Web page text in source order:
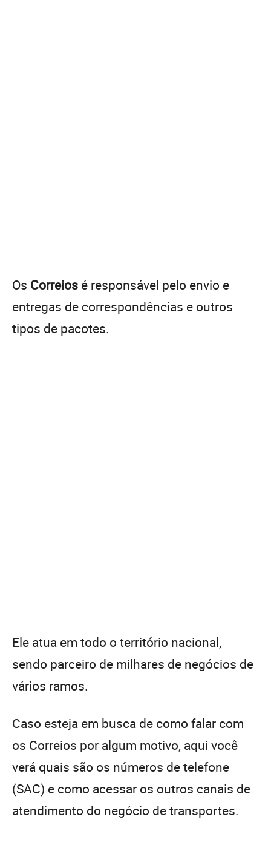
Os Correios é responsável pelo envio e
entregas de correspondências e outros
tipos de pacotes.
Ele atua em todo o território nacional,
sendo parceiro de milhares de negócios de
vários ramos.
Caso esteja em busca de como falar com
os Correios por algum motivo, aqui você
verá quais são os números de telefone
(SAC) e como acessar os outros canais de
atendimento do negócio de transportes.